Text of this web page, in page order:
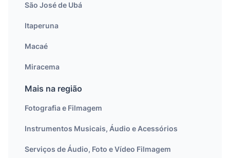
São José de Ubá
Itaperuna
Macaé
Miracema
Mais na região
Fotografia e Filmagem
Instrumentos Musicais, Áudio e Acessórios
Serviços de Áudio, Foto e Vídeo Filmagem